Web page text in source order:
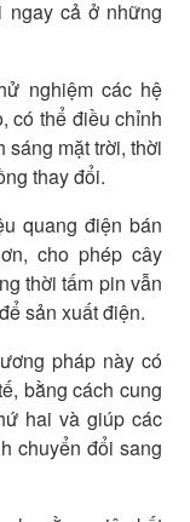
ngay cả ở những
nghiệm các hệ
có thể điều chỉnh
sáng mặt trời, thời
thay đổi.
quang điện bán
cho phép cây
thời tấm pin vẫn
sản xuất điện.
pháp này có
bằng cách cung
hai và giúp các
chuyển đổi sang